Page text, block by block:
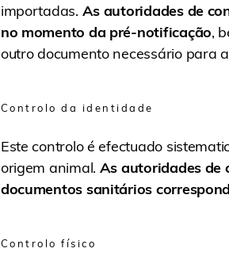
importadas. As autoridades de
no momento da pré-notificação,
outro documento necessário para
Controlo da identidade
Este controlo é efectuado
origem animal. As autoridades de
documentos sanitários
Controlo físico